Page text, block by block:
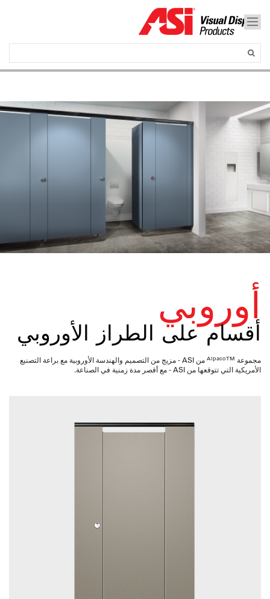
أوروبي
أقسام على الطراز الأوروبي
مجموعة AlpacoTM
من ASI - مزيج من التصميم والهندسة الأوروبية مع براعة التصنيع
الأمريكية التي تتوقعها من ASI - مع أقصر مدة زمنية في الصناعة.